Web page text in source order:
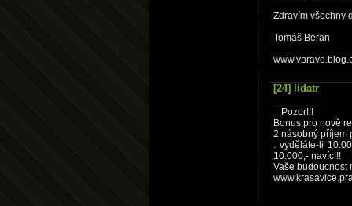
Zdravím všechny
Tomáš Beran
[24] lidatr
Pozor!!!
Bonus pro nově
2 násobný příjem
. vyděláte-li
10.000,- navíc!!!
Vaše budoucnost